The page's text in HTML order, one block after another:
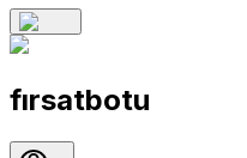
fırsatbotu